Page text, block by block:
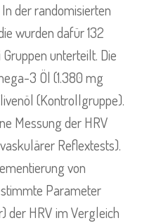
der randomisierten
wurden dafür 132
unterteilt. Die
3 Öl (1.380 mg
(Kontrollgruppe).
Messung der HRV
Reflextests).
von
Parameter
der HRV im Vergleich